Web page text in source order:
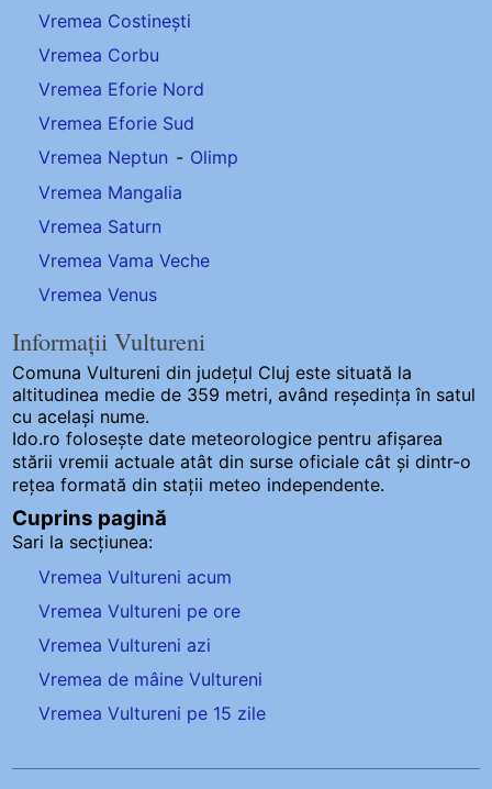
Vremea Costinești
Vremea Corbu
Vremea Eforie Nord
Vremea Eforie Sud
Vremea Neptun - Olimp
Vremea Mangalia
Vremea Saturn
Vremea Vama Veche
Vremea Venus
Informații Vultureni
Comuna Vultureni din județul Cluj este situată la
altitudinea medie de 359 metri, având reședința în satul
cu același nume.
Ido.ro folosește date meteorologice pentru afișarea
stării vremii actuale atât din surse oficiale cât și dintr-o
rețea formată din stații meteo independente.
Cuprins pagină
Sari la secțiunea:
Vremea Vultureni acum
Vremea Vultureni pe ore
Vremea Vultureni azi
Vremea de mâine Vultureni
Vremea Vultureni pe 15 zile